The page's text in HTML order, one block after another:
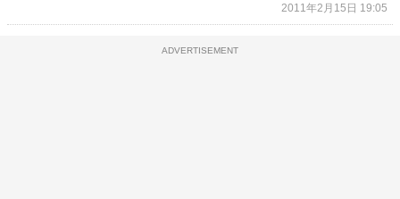
2011年2月15日 19:05
ADVERTISEMENT